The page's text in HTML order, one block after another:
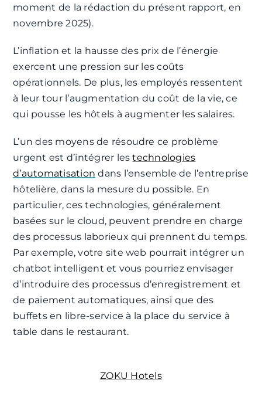
moment de la rédaction du présent rapport, en
novembre 2025).
L’inflation et la hausse des prix de l’énergie
exercent une pression sur les coûts
opérationnels. De plus, les employés ressentent
à leur tour l’augmentation du coût de la vie, ce
qui pousse les hôtels à augmenter les salaires.
L’un des moyens de résoudre ce problème
urgent est d’intégrer lestechnologies
d’automatisation dans l’ensemble de l’entreprise
hôtelière, dans la mesure du possible. En
particulier, ces technologies, généralement
basées sur le cloud, peuvent prendre en charge
des processus laborieux qui prennent du temps.
Par exemple, votre site web pourrait intégrer un
chatbot intelligent et vous pourriez envisager
d’introduire des processus d’enregistrement et
de paiement automatiques, ainsi que des
buffets en libre-service à la place du service à
table dans le restaurant.
ZOKU Hotels